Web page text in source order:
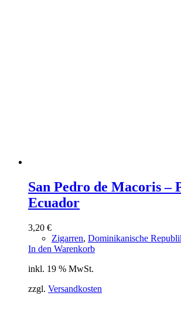
San Pedro de Macoris –
Ecuador
3,20 €
Zigarren, Dominikanische
In den Warenkorb
inkl. 19 % MwSt.
zzgl. Versandkosten